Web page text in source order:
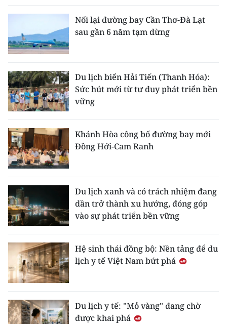
Nối lại đường bay Cần Thơ-Đà Lạt
sau gần 6 năm tạm dừng
Du lịch biển Hải Tiến (Thanh Hóa):
Sức hút mới từ tư duy phát triển bền
vững
Khánh Hòa công bố đường bay mới
Đồng Hới-Cam Ranh
Du lịch xanh và có trách nhiệm đang
dần trở thành xu hướng, đóng góp
vào sự phát triển bền vững
Hệ sinh thái đồng bộ: Nền tảng để du
lịch y tế Việt Nam bứt phá
Du lịch y tế: "Mỏ vàng" đang chờ
được khai phá